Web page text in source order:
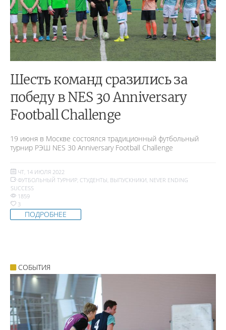
Шесть команд сразились за
победу в NES 30 Anniversary
Football Challenge
19 июня в Москве состоялся традиционный футбольный
турнир РЭШ NES 30 Anniversary Football Challenge
ЧТ, 14 ИЮЛЯ 2022
ФУТБОЛЬНЫЙ ТУРНИР, СТУДЕНТЫ, ВЫПУСКНИКИ, NEVER ENDING
SUCCESS
1859
3
ПОДРОБНЕЕ
СОБЫТИЯ